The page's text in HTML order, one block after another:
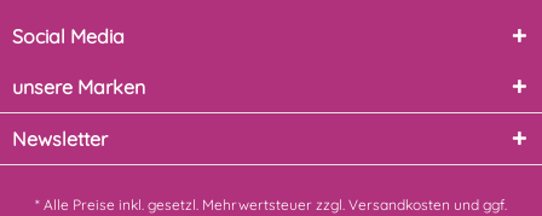
Social Media
unsere Marken
Newsletter
* Alle Preise inkl. gesetzl. Mehrwertsteuer zzgl. Versandkosten und ggf.